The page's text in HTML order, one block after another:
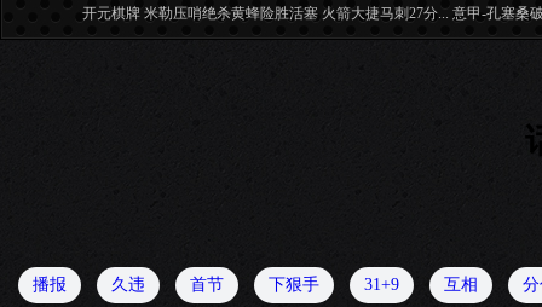
开元棋牌 米勒压哨绝杀黄蜂险胜活塞 火箭大捷马刺27分... 意甲-孔塞桑破
播报 久违 首节 下狠手 31+9 互相